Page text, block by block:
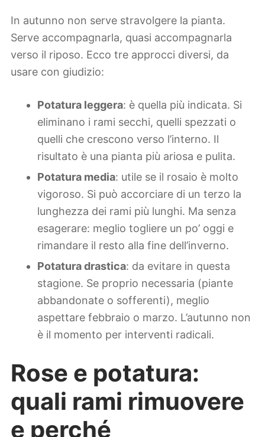
In autunno non serve stravolgere la pianta.
Serve accompagnarla, quasi accompagnarla
verso il riposo. Ecco tre approcci diversi, da
usare con giudizio:
Potatura leggera: è quella più indicata. Si
eliminano i rami secchi, quelli spezzati o
quelli che crescono verso l’interno. Il
risultato è una pianta più ariosa e pulita.
Potatura media: utile se il rosaio è molto
vigoroso. Si può accorciare di un terzo la
lunghezza dei rami più lunghi. Ma senza
esagerare: meglio togliere un po’ oggi e
rimandare il resto alla fine dell’inverno.
Potatura drastica: da evitare in questa
stagione. Se proprio necessaria (piante
abbandonate o sofferenti), meglio
aspettare febbraio o marzo. L’autunno non
è il momento per interventi radicali.
Rose e potatura:
quali rami rimuovere
e perché